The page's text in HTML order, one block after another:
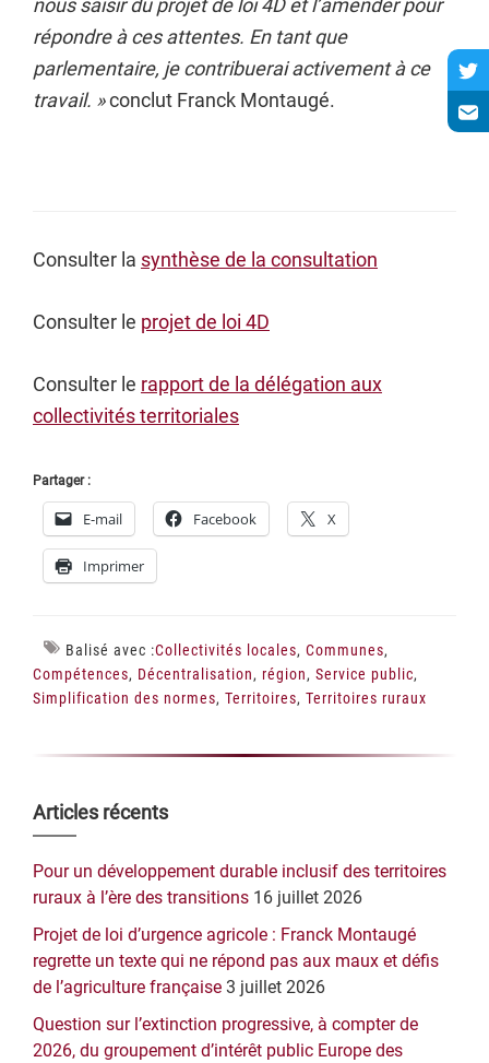
nous saisir du projet de loi 4D et l’amender pour
répondre à ces attentes. En tant que
parlementaire, je contribuerai activement à ce
travail. »conclut Franck Montaugé.
Consulter la synthèse de la consultation
Consulter le projet de loi 4D
Consulter le rapport de la délégation aux
collectivités territoriales
Partager :
E-mail Facebook X
Imprimer
Balisé avec :Collectivités locales, Communes,
Compétences, Décentralisation, région, Service public,
Simplification des normes, Territoires, Territoires ruraux
Barre
latérale
principale
Articles récents
Pour un développement durable inclusif des territoires
ruraux à l’ère des transitions 16 juillet 2026
Projet de loi d’urgence agricole : Franck Montaugé
regrette un texte qui ne répond pas aux maux et défis
de l’agriculture française 3 juillet 2026
Question sur l’extinction progressive, à compter de
2026, du groupement d’intérêt public Europe des